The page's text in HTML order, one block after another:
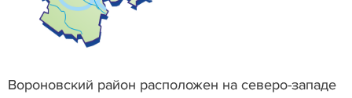
Вороновский район расположен на северо-западе